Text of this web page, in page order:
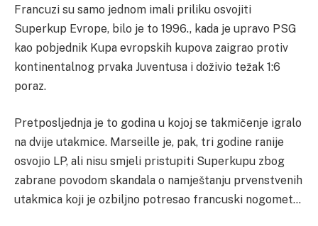
Francuzi su samo jednom imali priliku osvojiti
Superkup Evrope, bilo je to 1996., kada je upravo PSG
kao pobjednik Kupa evropskih kupova zaigrao protiv
kontinentalnog prvaka Juventusa i doživio težak 1:6
poraz.
Pretposljednja je to godina u kojoj se takmičenje igralo
na dvije utakmice. Marseille je, pak, tri godine ranije
osvojio LP, ali nisu smjeli pristupiti Superkupu zbog
zabrane povodom skandala o namještanju prvenstvenih
utakmica koji je ozbiljno potresao francuski nogomet…